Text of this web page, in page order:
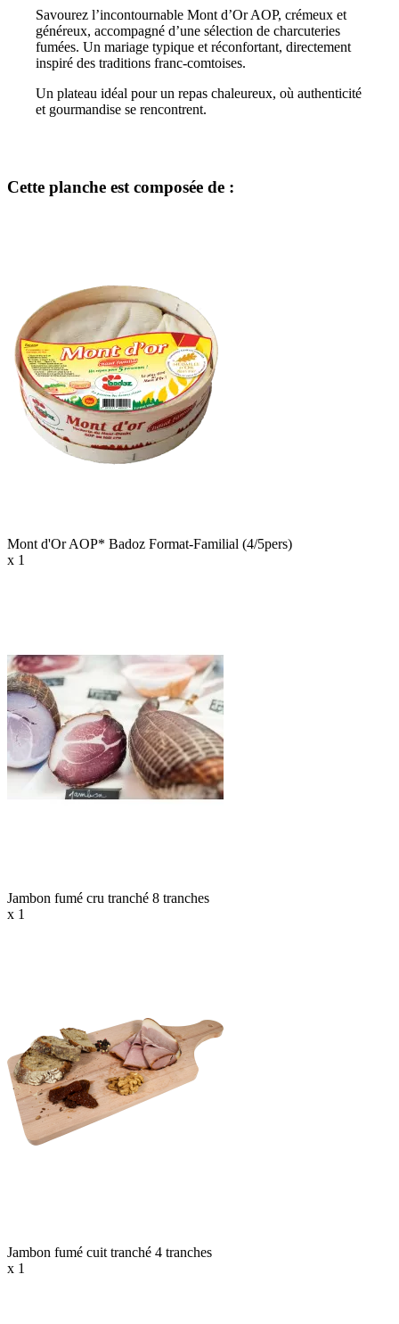
(4 avis)
Savourez l’incontournable Mont d’Or AOP, crémeux et
généreux, accompagné d’une sélection de charcuteries
fumées. Un mariage typique et réconfortant, directement
inspiré des traditions franc-comtoises.
Un plateau idéal pour un repas chaleureux, où authenticité
et gourmandise se rencontrent.
Cette planche est composée de :
Mont d'Or AOP* Badoz Format-Familial (4/5pers)
x 1
Jambon fumé cru tranché 8 tranches
x 1
Jambon fumé cuit tranché 4 tranches
x 1